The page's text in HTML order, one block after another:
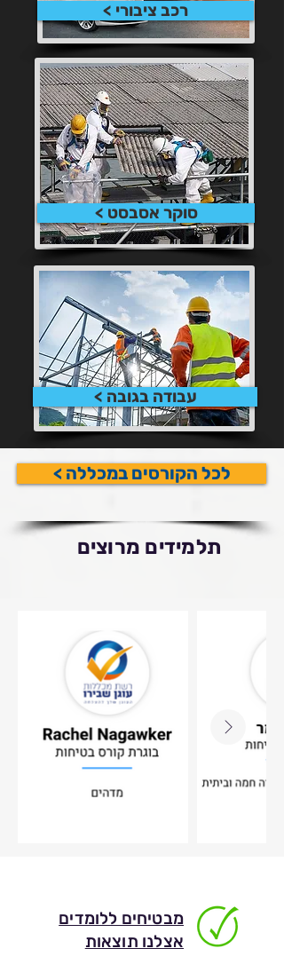
רכב ציבורי >
סוקר אסבסט >
עבודה בגובה >
לכל הקורסים במכללה >
תלמידים מרוצים
מבטיחים ללומדים
אצלנו תוצאות